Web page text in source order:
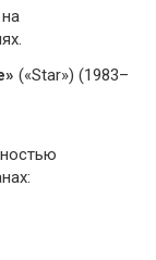
(«Star») (1983–